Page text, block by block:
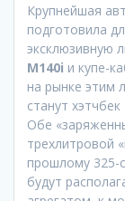
Крупнейшая
подготовила
эксклюзивную
M140i и купе-
на рынке
станут хэтчбек
Обе
трехлитровой
прошлому 325-
будут